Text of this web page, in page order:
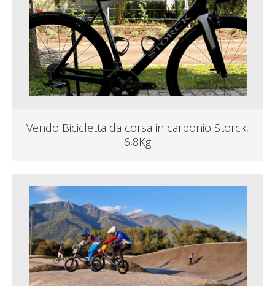
Vendo Bicicletta da corsa in carbonio Storck,
6,8Kg